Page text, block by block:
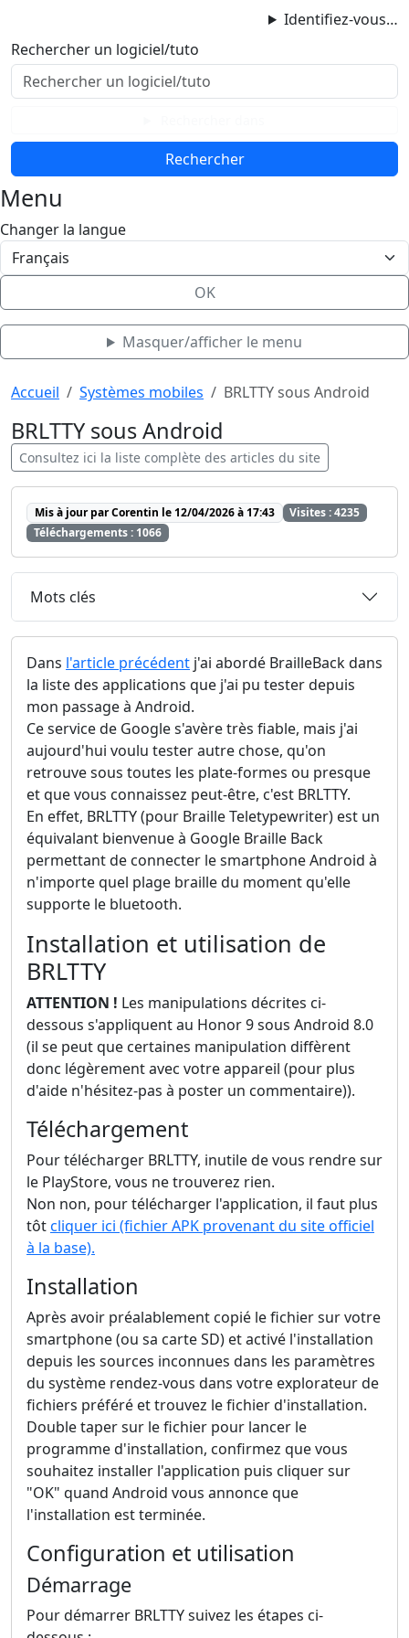
Identifiez-vous…
Contenu principal
Menu
Bas de page
Rechercher un logiciel/tuto
Menu
Changer la langue
OK
Masquer/afficher le menu
Aller au contenu principal
Accueil Systèmes mobiles BRLTTY sous Android
BRLTTY sous Android
Consultez ici la liste complète des articles du site
Mis à jour par Corentin le 12/04/2026 à 17:43
Visites : 4235
Téléchargements : 1066
Mots clés
Dans l'article précédent j'ai abordé BrailleBack dans
la liste des applications que j'ai pu tester depuis
mon passage à Android.
Ce service de Google s'avère très fiable, mais j'ai
aujourd'hui voulu tester autre chose, qu'on
retrouve sous toutes les plate-formes ou presque
et que vous connaissez peut-être, c'est BRLTTY.
En effet, BRLTTY (pour Braille Teletypewriter) est un
équivalant bienvenue à Google Braille Back
permettant de connecter le smartphone Android à
n'importe quel plage braille du moment qu'elle
supporte le bluetooth.
Installation et utilisation de
BRLTTY
ATTENTION ! Les manipulations décrites ci-
dessous s'appliquent au Honor 9 sous Android 8.0
(il se peut que certaines manipulation diffèrent
donc légèrement avec votre appareil (pour plus
d'aide n'hésitez-pas à poster un commentaire)).
Téléchargement
Pour télécharger BRLTTY, inutile de vous rendre sur
le PlayStore, vous ne trouverez rien.
Non non, pour télécharger l'application, il faut plus
tôtcliquer ici (fichier APK provenant du site officiel
à la base).
Installation
Après avoir préalablement copié le fichier sur votre
smartphone (ou sa carte SD) et activé l'installation
depuis les sources inconnues dans les paramètres
du système rendez-vous dans votre explorateur de
fichiers préféré et trouvez le fichier d'installation.
Double taper sur le fichier pour lancer le
programme d'installation, confirmez que vous
souhaitez installer l'application puis cliquer sur
"OK" quand Android vous annonce que
l'installation est terminée.
Configuration et utilisation
Démarrage
Pour démarrer BRLTTY suivez les étapes ci-